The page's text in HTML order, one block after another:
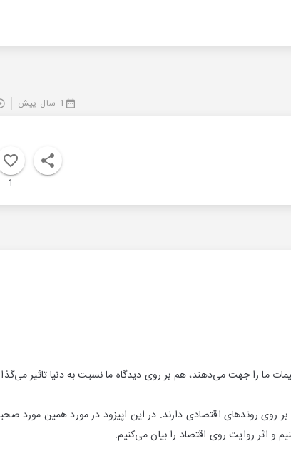
1 سال پیش
1
ما را جهت می‌دهند، هم بر روی دیدگاه ما نسبت به دنیا تاثیر
روندهای اقتصادی دارند. در این اپیزود در مورد همین مورد
و اثر روایت روی اقتصاد را بیان می‌کنیم.